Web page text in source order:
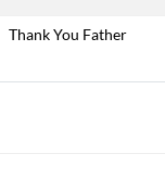
Thank You Father